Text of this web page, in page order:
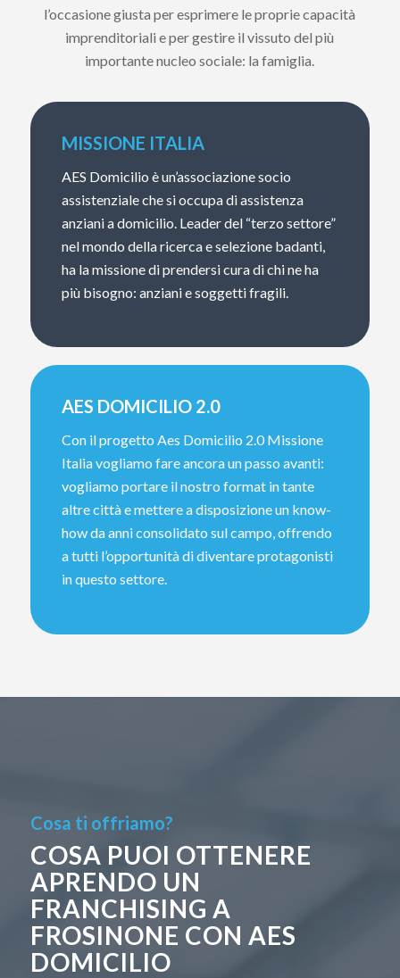
l’occasione giusta per esprimere le proprie capacità
imprenditoriali e per gestire il vissuto del più
importante nucleo sociale: la famiglia.
MISSIONE ITALIA
AES Domicilio è un’associazione socio
assistenziale che si occupa di assistenza
anziani a domicilio. Leader del “terzo settore”
nel mondo della ricerca e selezione badanti,
ha la missione di prendersi cura di chi ne ha
più bisogno: anziani e soggetti fragili.
AES DOMICILIO 2.0
Con il progetto Aes Domicilio 2.0 Missione
Italia vogliamo fare ancora un passo avanti:
vogliamo portare il nostro format in tante
altre città e mettere a disposizione un know-
how da anni consolidato sul campo, offrendo
a tutti l’opportunità di diventare protagonisti
in questo settore.
Cosa ti offriamo?
COSA PUOI OTTENERE
APRENDO UN
FRANCHISING A
FROSINONE CON AES
DOMICILIO